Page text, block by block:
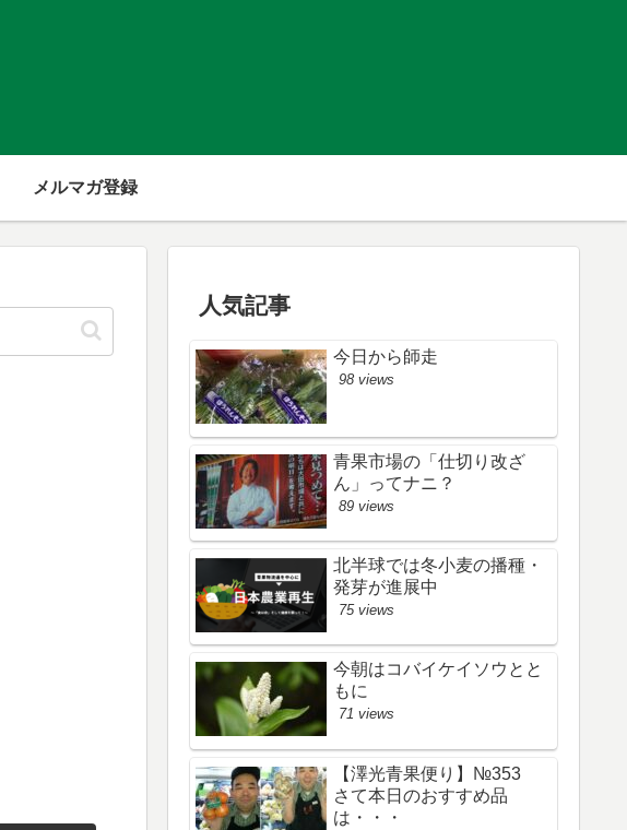
メルマガ登録
人気記事
今日から師走
98 views
青果市場の「仕切り改ざ
ん」ってナニ？
89 views
北半球では冬小麦の播種・
発芽が進展中
75 views
今朝はコバイケイソウとと
もに
71 views
【澤光青果便り】№353
さて本日のおすすめ品
は・・・